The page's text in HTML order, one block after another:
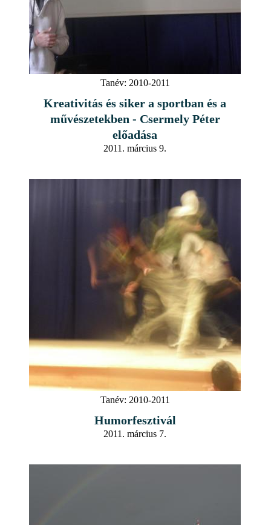
Tanév: 2010-2011
Kreativitás és siker a sportban és a
művészetekben - Csermely Péter
előadása
2011. március 9.
Tanév: 2010-2011
Humorfesztivál
2011. március 7.